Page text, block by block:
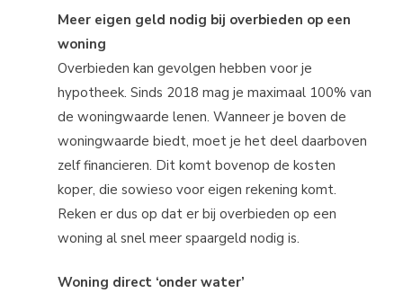
Meer eigen geld nodig bij overbieden op een
woning
Overbieden kan gevolgen hebben voor je
hypotheek. Sinds 2018 mag je maximaal 100% van
de woningwaarde lenen. Wanneer je boven de
woningwaarde biedt, moet je het deel daarboven
zelf financieren. Dit komt bovenop de kosten
koper, die sowieso voor eigen rekening komt.
Reken er dus op dat er bij overbieden op een
woning al snel meer spaargeld nodig is.
Woning direct ‘onder water’